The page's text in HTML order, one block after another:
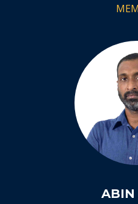
ABIN